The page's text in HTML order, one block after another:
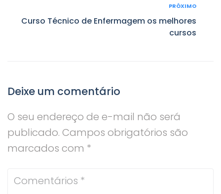
PRÓXIMO
Curso Técnico de Enfermagem os melhores
cursos
Deixe um comentário
O seu endereço de e-mail não será
publicado. Campos obrigatórios são
marcados com *